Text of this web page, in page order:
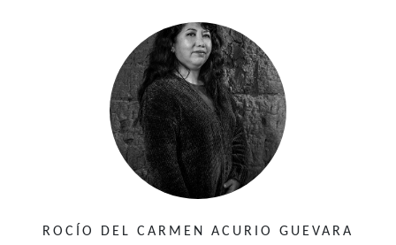
ROCÍO DEL CARMEN ACURIO GUEVARA